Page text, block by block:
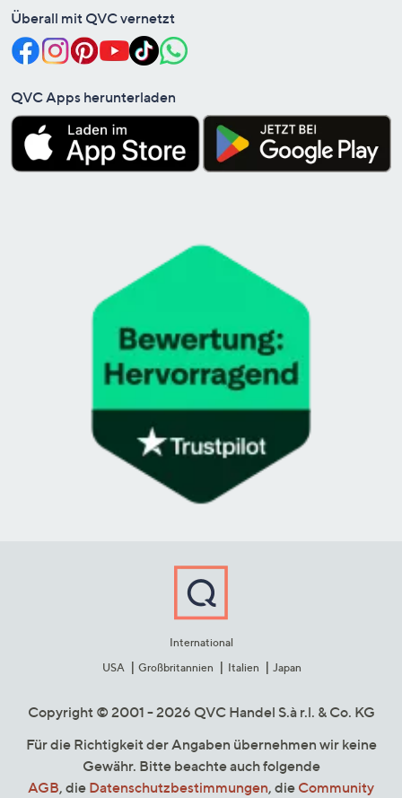
Überall mit QVC vernetzt
QVC Apps herunterladen
International
USA
Großbritannien Italien Japan
Copyright © 2001 - 2026 QVC Handel S.à r.l. & Co. KG
Für die Richtigkeit der Angaben übernehmen wir keine
Gewähr. Bitte beachte auch folgende
AGB, die Datenschutzbestimmungen, die Community